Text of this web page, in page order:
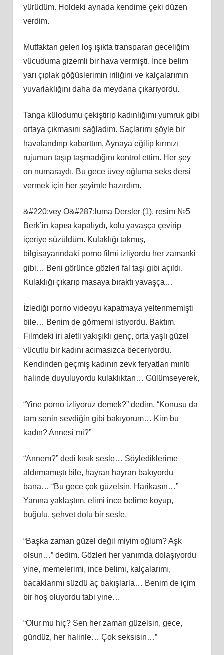
yürüdüm. Holdeki aynada kendime çeki düzen
verdim.
Mutfaktan gelen loş ışıkta transparan geceliğim
vücuduma gizemli bir hava vermişti. İnce belim
yarı çıplak göğüslerimin iriliğini ve kalçalarımın
yuvarlaklığını daha da meydana çıkarıyordu.
Tanga külodumu çekiştirip kadınlığımı yumruk gibi
ortaya çıkmasını sağladım. Saçlarımı şöyle bir
havalandırıp kabarttım. Aynaya eğilip kırmızı
rujumun taşıp taşmadığını kontrol ettim. Her şey
on numaraydı. Bu gece üvey oğluma seks dersi
vermek için her şeyimle hazırdım.
&#220;vey O&#287;luma Dersler (1), resim №5
Berk’in kapısı kapalıydı, kolu yavaşça çevirip
içeriye süzüldüm. Kulaklığı takmış,
bilgisayarındaki porno filmi izliyordu her zamanki
gibi… Beni görünce gözleri fal taşı gibi açıldı.
Kulaklığı çıkarıp masaya bıraktı yavaşça…
İzlediği porno videoyu kapatmaya yeltenmemişti
bile… Benim de görmemi istiyordu. Baktım.
Filmdeki iri aletli yakışıklı genç, orta yaşlı güzel
vücutlu bir kadını acımasızca beceriyordu.
Kendinden geçmiş kadının zevk feryatları mırıltı
halinde duyuluyordu kulaklıktan… Gülümseyerek,
“Yine porno izliyoruz demek?” dedim. “Konusu da
tam senin sevdiğin gibi bakıyorum… Kim bu
kadın? Annesi mi?”
“Annem?” dedi kısık sesle… Söylediklerime
aldırmamıştı bile, hayran hayran bakıyordu
bana… “Bu gece çok güzelsin. Harikasın…”
Yanına yaklaştım, elimi ince belime koyup,
buğulu, şehvet dolu bir sesle,
“Başka zaman güzel değil miyim oğlum? Aşk
olsun…” dedim. Gözleri her yanımda dolaşıyordu
yine, memelerimi, ince belimi, kalçalarımı,
bacaklarımı süzdü aç bakışlarla… Benim de içim
bir hoş oluyordu tabi yine…
“Olur mu hiç? Sen her zaman güzelsin, gece,
gündüz, her halinle… Çok seksisin…”